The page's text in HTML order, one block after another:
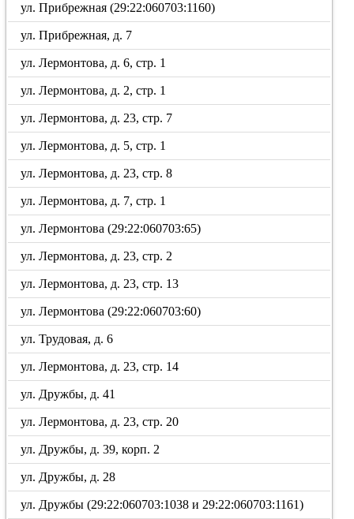
ул. Прибрежная (29:22:060703:1160)
ул. Прибрежная, д. 7
ул. Лермонтова, д. 6, стр. 1
ул. Лермонтова, д. 2, стр. 1
ул. Лермонтова, д. 23, стр. 7
ул. Лермонтова, д. 5, стр. 1
ул. Лермонтова, д. 23, стр. 8
ул. Лермонтова, д. 7, стр. 1
ул. Лермонтова (29:22:060703:65)
ул. Лермонтова, д. 23, стр. 2
ул. Лермонтова, д. 23, стр. 13
ул. Лермонтова (29:22:060703:60)
ул. Трудовая, д. 6
ул. Лермонтова, д. 23, стр. 14
ул. Дружбы, д. 41
ул. Лермонтова, д. 23, стр. 20
ул. Дружбы, д. 39, корп. 2
ул. Дружбы, д. 28
ул. Дружбы (29:22:060703:1038 и 29:22:060703:1161)